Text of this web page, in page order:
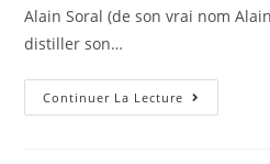
Alain Soral (de son vrai nom
distiller son…
Continuer La Lecture